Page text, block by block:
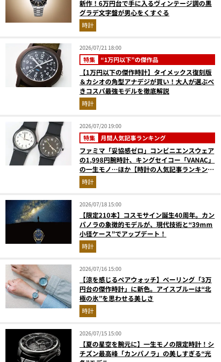
新作！6万円台で手に入るヴィンテージ調の黒
グラデ文字盤が男心をくすぐる
時計
2026/07/21 18:00
特集 “1万円以下”の傑作品
【1万円以下の傑作時計】タイメックス復刻版
＆カシオの角型アナデジが買い！大人が選ぶべ
きコスパ最強モデルを徹底解説
時計
2026/07/20 19:00
特集 月間人気記事ランキング
ファミマ「妥協感ゼロ」コンビニエンスウェア
の1,998円腕時計、キングセイコー「VANAC」
の一生モノ…ほか【時計の人気記事ランキング
ベスト3】（2026年6月版）
時計
2026/07/18 15:00
【限定210本】コスモサイン誕生40周年。カン
パノラの象徴的モデルが、現代技術と“39mm
小径ケース”でアップデート！
時計
2026/07/16 15:00
【涼を感じるペアウォッチ】ベーリング「3万
円台の傑作時計」に新色。アイスブルーは“北
極の氷”を思わせる美しさ
時計
2026/07/15 15:00
【夏の星空を腕元に】一生モノの限定時計！シ
チズン最高峰「カンパノラ」の美しすぎる“光